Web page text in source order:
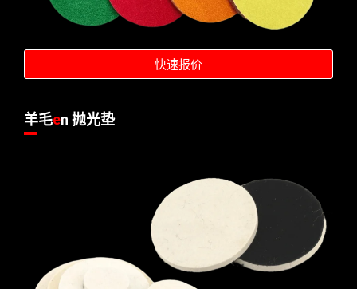
快速报价
羊毛en 抛光垫